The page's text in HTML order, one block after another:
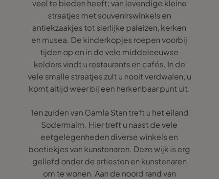
veel te bieden heeft; van levendige kleine
straatjes met souvenirswinkels en
antiekzaakjes tot sierlijke paleizen, kerken
en musea. De kinderkopjes roepen voorbij
tijden op en in de vele middeleeuwse
kelders vindt u restaurants en cafés. In de
vele smalle straatjes zult u nooit verdwalen, u
komt altijd weer bij een herkenbaar punt uit.
Ten zuiden van Gamla Stan treft u het eiland
Sodermalm. Hier treft u naast de vele
eetgelegenheden diverse winkels en
boetiekjes van kunstenaren. Deze wijk is erg
geliefd onder de artiesten en kunstenaren
om te wonen. Aan de noord rand van